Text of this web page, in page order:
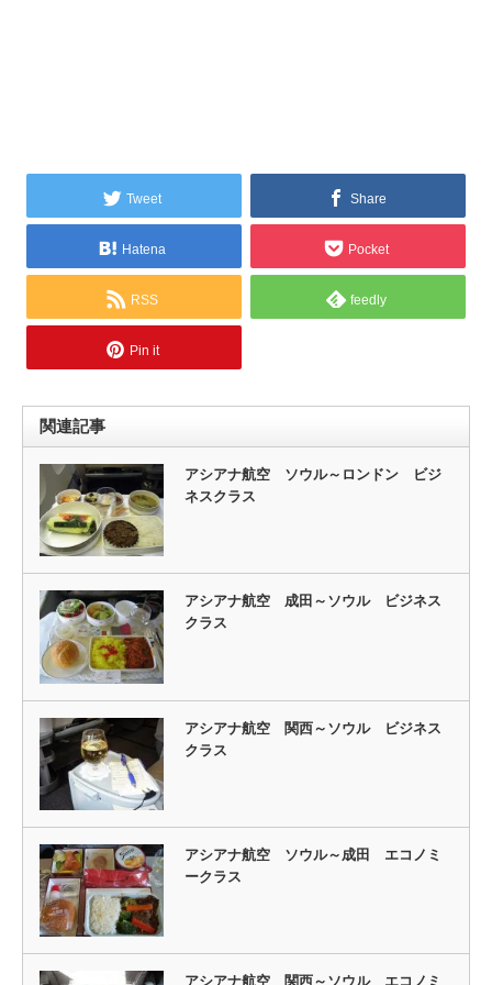
Tweet Share
Hatena Pocket
RSS feedly
Pin it
関連記事
アシアナ航空 ソウル～ロンドン ビジ
ネスクラス
アシアナ航空 成田～ソウル ビジネス
クラス
アシアナ航空 関西～ソウル ビジネス
クラス
アシアナ航空 ソウル～成田 エコノミ
ークラス
アシアナ航空 関西～ソウル エコノミ